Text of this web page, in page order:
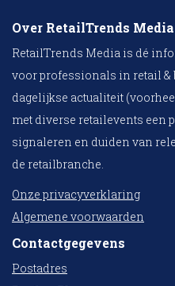
Over RetailTrends Media
RetailTrends Media is dé
voor professionals in retail &
dagelijkse actualiteit
met diverse retailevents een
signaleren en duiden van
de retailbranche.
Onze privacyverklaring
Algemene voorwaarden
Contactgegevens
Postadres